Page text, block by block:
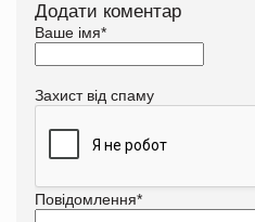
Додати коментар
Ваше імя*
Захист від спаму
Повідомлення*